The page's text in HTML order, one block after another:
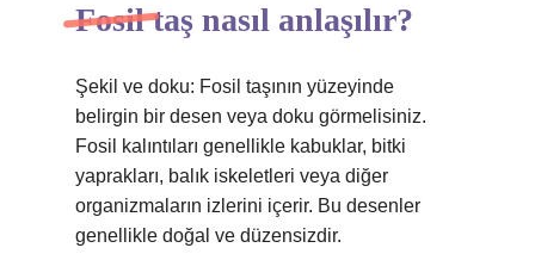
Fosil taş nasıl anlaşılır?
Şekil ve doku: Fosil taşının yüzeyinde
belirgin bir desen veya doku görmelisiniz.
Fosil kalıntıları genellikle kabuklar, bitki
yaprakları, balık iskeletleri veya diğer
organizmaların izlerini içerir. Bu desenler
genellikle doğal ve düzensizdir.